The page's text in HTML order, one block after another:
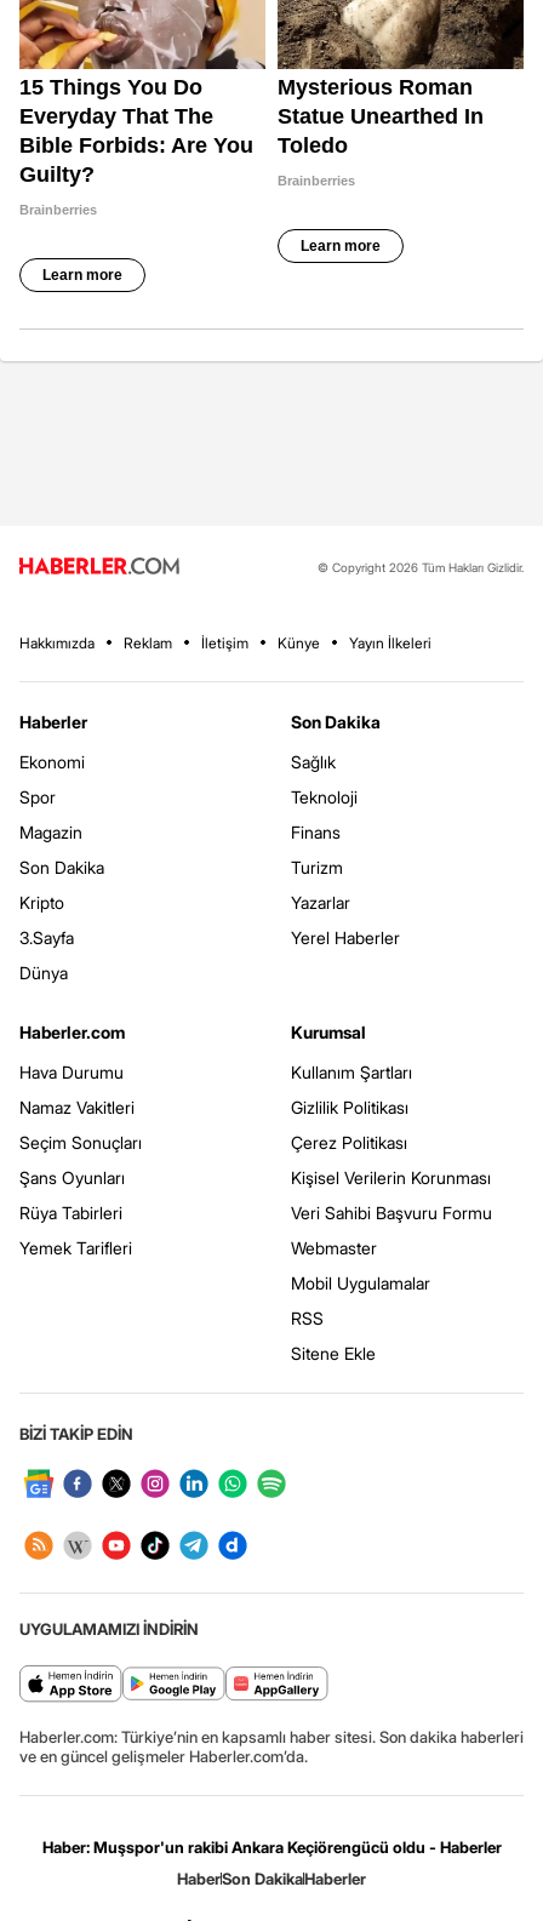
© Copyright 2026 Tüm Hakları Gizlidir.
Hakkımızda Reklam İletişim Künye Yayın İlkeleri
Haberler
Ekonomi
Spor
Magazin
Son Dakika
Kripto
3.Sayfa
Dünya
Son Dakika
Sağlık
Teknoloji
Finans
Turizm
Yazarlar
Yerel Haberler
Haberler.com
Hava Durumu
Namaz Vakitleri
Seçim Sonuçları
Şans Oyunları
Rüya Tabirleri
Yemek Tarifleri
Kurumsal
Kullanım Şartları
Gizlilik Politikası
Çerez Politikası
Kişisel Verilerin Korunması
Veri Sahibi Başvuru Formu
Webmaster
Mobil Uygulamalar
RSS
Sitene Ekle
BİZİ TAKİP EDİN
UYGULAMAMIZI İNDİRİN
Haberler.com: Türkiye’nin en kapsamlı haber sitesi. Son dakika haberleri
ve en güncel gelişmeler Haberler.com’da.
Haber: Muşspor'un rakibi Ankara Keçiörengücü oldu - Haberler
HaberSon DakikaHaberler